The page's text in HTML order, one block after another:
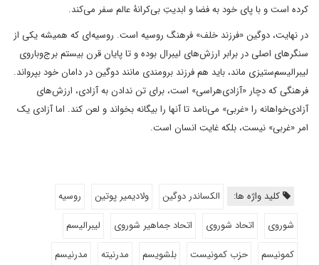
کرده است و با پای خود به فضا و ابدیتِ بی‌کرانۀ عالم سفر می‌کند.
در نهایت، دوگین «فرزند خلف» فرهنگ روسیه است. روسیه‌ای که همیشه یکی از
سنگرهای اصلی در برابر ارزش‌های لیبرال بوده و تا پایان قرن بیستم برج‌وباروی
لیبرالیسم‌ستیزی ماند، باید هم فرزند برومندی مانند دوگین در دامان خود بپرواند.
فرهنگی که دچار «آزادی‌هراسی» است، برای تن ندادن به آزادی، ارزش‌های
آزادی‌خواهانه را «غربی» می‌نامد تا آنها را بیگانه بخواند و لعن کند. اما آزادی یک
امر «غربی» نیست، بلکه غایت انسان است.
کلید واژه ها: الکساندر دوگین ولادیمیر پوتین
روسیه
شوروی
اتحاد شوروی اتحاد جماهیر شوروی
لیبرالیسم
کمونیسم
حزب کمونیست بلشویسم مدرنیته مدرنیسم